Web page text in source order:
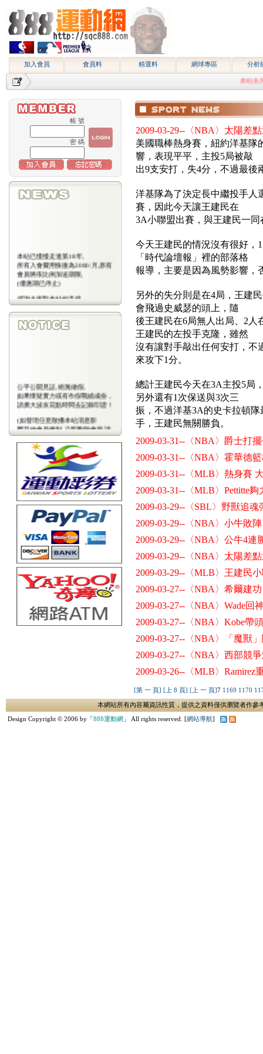
加入會員 會員料 精選料 網球專區 分析
本站永久
帳 號
密 碼
本站已慢慢走進第18年,
所有入會費用恢復為2000/月,原有
會員將依比例加送期限,
(優惠期已停止)
感謝大家對本站的支持
(包年優惠期已停止)
公平公開見証,絕無做假,
如果懷疑實力或有作假戰績成份，
請廣大波友花點時間去記錄印證！
(如發現任意散播本站消息影
響其他會員權利,立即刪除會藉,請
會
員注意)
2009-03-29--〈NBA〉太陽差
美國職棒熱身賽，紐約洋基隊
響，表現平平，主投5局被敲
出9支安打，失4分，不過最後
洋基隊為了決定長中繼投手人
賽，因此今天讓王建民在
3A小聯盟出賽，與王建民一
今天王建民的情況沒有很好，
「時代論壇報」裡的部落格
報導，主要是因為風勢影響，
另外的失分則是在4局，王建
會飛過史威瑟的頭上，隨
後王建民在6局無人出局、2
王建民的左投手克隆，雖然
沒有讓對手敲出任何安打，不
來攻下1分。
總計王建民今天在3A主投5局
另外還有1次保送與3次三
振，不過洋基3A的史卡拉頓
手，王建民無關勝負。
2009-03-31--〈NBA〉爵士打
2009-03-31--〈NBA〉霍華德
2009-03-31--〈MLB〉熱身賽
2009-03-31--〈MLB〉Pettitte
2009-03-29--〈SBL〉野獸追
2009-03-29--〈NBA〉小牛敗
2009-03-29--〈NBA〉公牛4連
2009-03-29--〈NBA〉太陽差
2009-03-29--〈MLB〉王建民
2009-03-27--〈NBA〉希爾建
2009-03-27--〈NBA〉Wade回
2009-03-27--〈NBA〉Kobe帶
2009-03-27--〈NBA〉「魔獸
2009-03-27--〈NBA〉西部競
2009-03-26--〈MLB〉
[第 一 頁] [上 8 頁] [上 一 頁]7 1169 1170
本網站所有內容屬資訊性質，提供之資料僅供瀏覽者作
Design Copyright © 2006 by「888運動網 」 All rights reserved. [網站導航]